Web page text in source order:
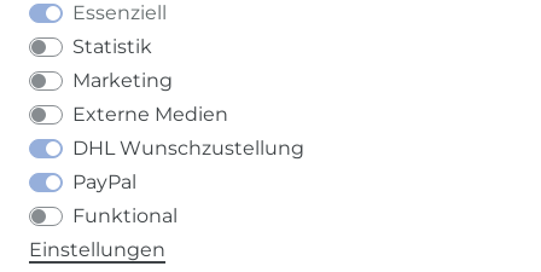
Essenziell
Statistik
Marketing
Externe Medien
DHL Wunschzustellung
PayPal
Funktional
Einstellungen